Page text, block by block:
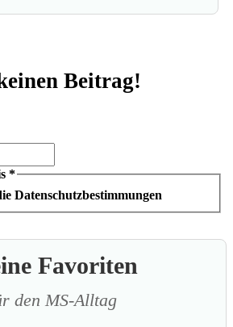
Beitrag!
*
Datenschutzbestimmungen
Favoriten
den MS-Alltag